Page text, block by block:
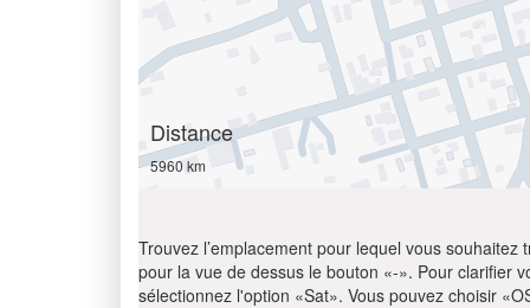
Distance
5960 km
Trouvez l’emplacement pour lequel vous
pour la vue de dessus le bouton «-». Pour clarifier
sélectionnez l'option «Sat». Vous pouvez choisir